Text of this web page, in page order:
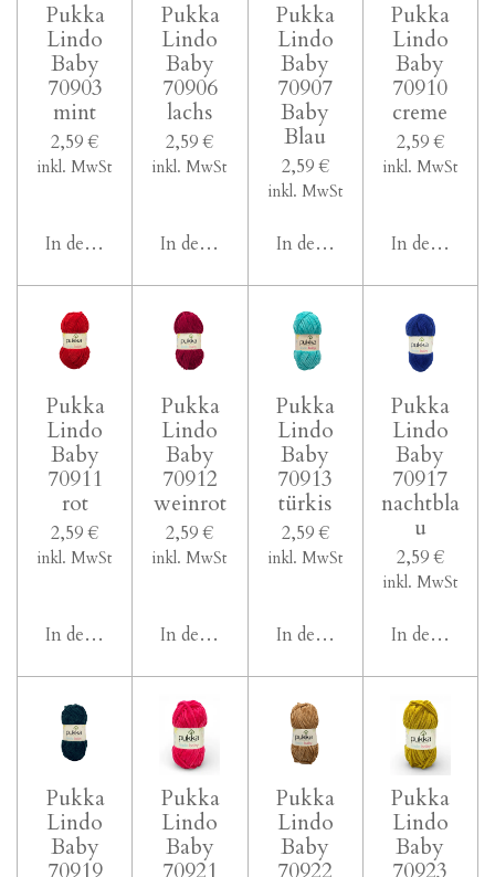
Pukka
Lindo
Baby
70903
mint
2,59 €
inkl. MwSt
In den Warenkorb
Pukka
Lindo
Baby
70906
lachs
2,59 €
inkl. MwSt
In den Warenkorb
Pukka
Lindo
Baby
70907
Baby
Blau
2,59 €
inkl. MwSt
In den Warenkorb
Pukka
Lindo
Baby
70910
creme
2,59 €
inkl. MwSt
In den
Pukka
Lindo
Baby
70911
rot
2,59 €
inkl. MwSt
In den Warenkorb
Pukka
Lindo
Baby
70912
weinrot
2,59 €
inkl. MwSt
In den Warenkorb
Pukka
Lindo
Baby
70913
türkis
2,59 €
inkl. MwSt
In den Warenkorb
Pukka
Lindo
Baby
70917
nachtbla
u
2,59 €
inkl. MwSt
In den
Pukka
Lindo
Baby
70919
Pukka
Lindo
Baby
70921
Pukka
Lindo
Baby
70922
Pukka
Lindo
Baby
70923